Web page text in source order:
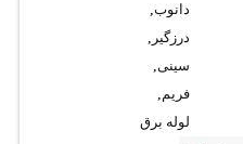
دانوب,
درزگیر ,
سینی,
فریم,
لوله برق